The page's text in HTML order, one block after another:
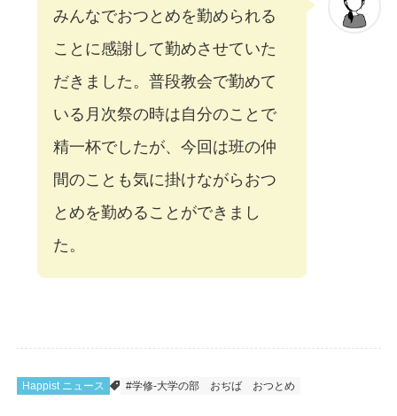
みんなでおつとめを勤められる
ことに感謝して勤めさせていた
だきました。普段教会で勤めて
いる月次祭の時は自分のことで
精一杯でしたが、今回は班の仲
間のことも気に掛けながらおつ
とめを勤めることができまし
た。
Happist ニュース #学修-大学の部 おぢば おつとめ